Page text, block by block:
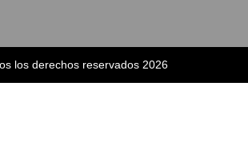
los derechos reservados 2026